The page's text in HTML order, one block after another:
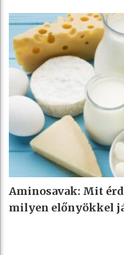
Aminosavak: Mit
milyen előnyökkel